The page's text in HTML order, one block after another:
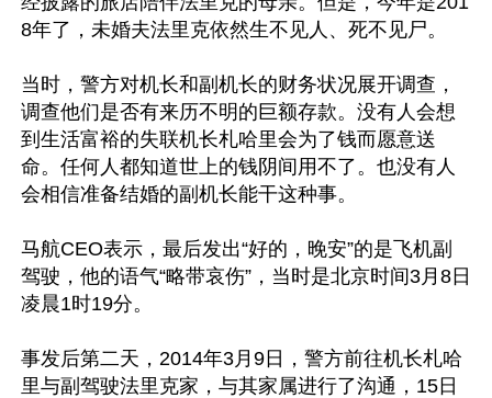
8年了，未婚夫法里克依然生不见人、死不见尸。
当时，警方对机长和副机长的财务状况展开调查，
调查他们是否有来历不明的巨额存款。没有人会想
到生活富裕的失联机长札哈里会为了钱而愿意送
命。任何人都知道世上的钱阴间用不了。也没有人
会相信准备结婚的副机长能干这种事。
马航CEO表示，最后发出“好的，晚安”的是飞机副
驾驶，他的语气“略带哀伤”，当时是北京时间3月8日
凌晨1时19分。
事发后第二天，2014年3月9日，警方前往机长札哈
里与副驾驶法里克家，与其家属进行了沟通，15日